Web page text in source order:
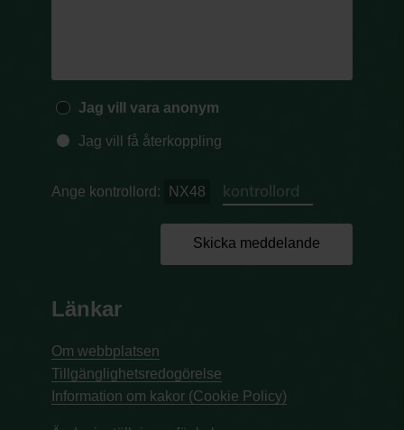
Jag vill vara anonym
Jag vill få återkoppling
Ange kontrollord: NX48
Skicka meddelande
Länkar
Om webbplatsen
Tillgänglighetsredogörelse
Information om kakor (Cookie Policy)